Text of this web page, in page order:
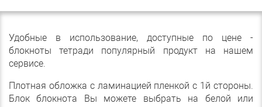
Удобные в использование, доступные по цене -
блокноты тетради популярный продукт на нашем
сервисе.
Плотная обложка с ламинацией пленкой с 1й стороны.
Блок блокнота Вы можете выбрать на белой или